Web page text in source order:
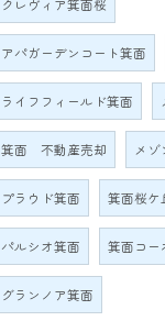
クレヴィア箕面桜
アパガーデンコート箕面
ライフフィールド箕面
箕面 不動産売却 メゾ
プラウド箕面 箕面桜ケ
パルシオ箕面 箕面コー
グランノア箕面